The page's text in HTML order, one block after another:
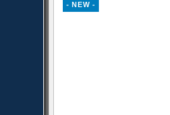
- NEW -